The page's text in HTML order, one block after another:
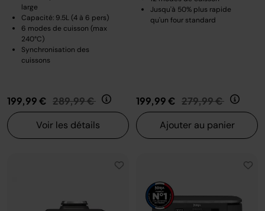
large
Capacité: 9.5L (4 à 6 pers)
6 modes de cuisson (max
240°C)
Synchronisation des
cuissons
199,99 € Prix réduit de
289,99 € au
Voir les détails
Jusqu'à 50% plus rapide
qu'un four standard
199,99 € Prix réduit de
279,99 € au
Ajouter au panier